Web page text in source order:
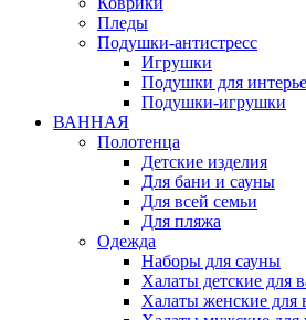
Пледы
Подушки-антистресс
Игрушки
Подушки для
Подушки-игрушки
ВАННАЯ
Полотенца
Детские изделия
Для бани и сауны
Для всей семьи
Для пляжа
Одежда
Наборы для сауны
Халаты детские для
Халаты женские для